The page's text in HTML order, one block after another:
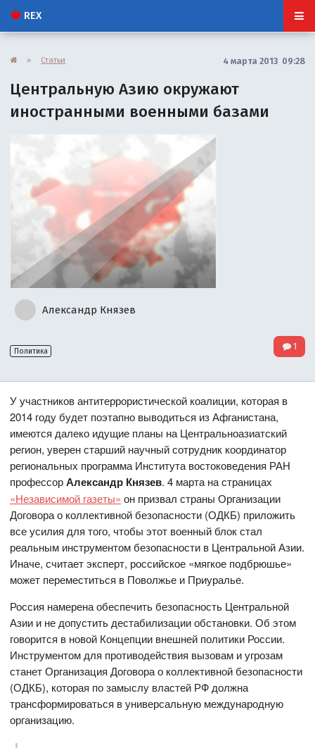
REX
» Статьи 4 марта 2013 09:28
Центральную Азию окружают
иностранными военными базами
Александр Князев
Политика 1
У участников антитеррористической коалиции, которая в
2014 году будет поэтапно выводиться из Афганистана,
имеются далеко идущие планы на Центральноазиатский
регион, уверен старший научный сотрудник координатор
региональных программа Института востоковедения РАН
профессорАлександр Князев. 4 марта на страницах
«Независимой газеты» он призвал страны Организации
Договора о коллективной безопасности (ОДКБ) приложить
все усилия для того, чтобы этот военный блок стал
реальным инструментом безопасности в Центральной Азии.
Иначе, считает эксперт, российское «мягкое подбрюшье»
может переместиться в Поволжье и Приуралье.
Россия намерена обеспечить безопасность Центральной
Азии и не допустить дестабилизации обстановки. Об этом
говорится в новой Концепции внешней политики России.
Инструментом для противодействия вызовам и угрозам
станет Организация Договора о коллективной безопасности
(ОДКБ), которая по замыслу властей РФ должна
трансформироваться в универсальную международную
организацию.